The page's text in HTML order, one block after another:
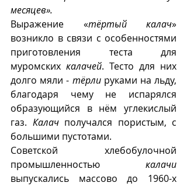
месяцев».
Выражение «тёртый калач»
возникло в связи с особенностями
приготовления теста для
муромских калачей. Тесто для них
долго мяли - тёрли руками на льду,
благодаря чему не испарялся
образующийся в нём углекислый
газ. Калач получался пористым, с
большими пустотами.
Советской хлебобулочной
промышленностью калачи
выпускались массово до 1960-х